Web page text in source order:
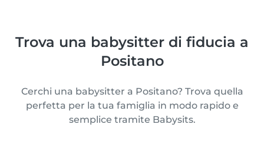
Trova una babysitter di fiducia a
Positano
Cerchi una babysitter a Positano? Trova quella
perfetta per la tua famiglia in modo rapido e
semplice tramite Babysits.